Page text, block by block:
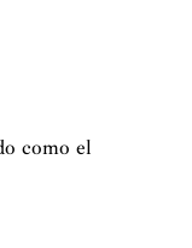
como el